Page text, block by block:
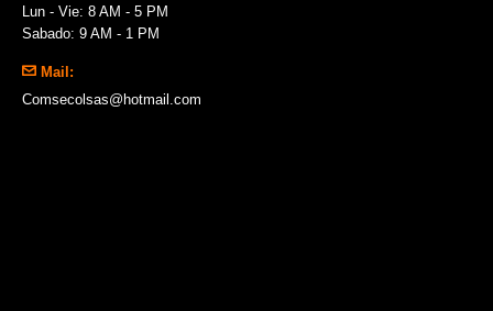
Lun - Vie: 8 AM - 5 PM
Sabado: 9 AM - 1 PM
Mail:
Comsecolsas@hotmail.com